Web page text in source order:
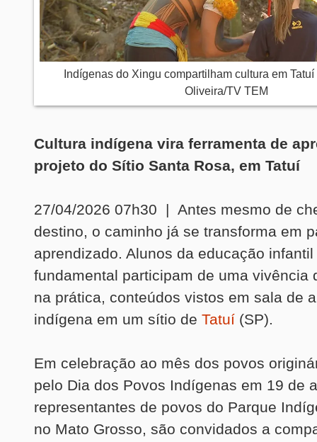
Indígenas do Xingu compartilham cultura em
Oliveira/TV TEM
Cultura indígena vira ferramenta de
projeto do Sítio Santa Rosa, em Tatuí
27/04/2026 07h30 | Antes mesmo de
destino, o caminho já se transforma em
aprendizado. Alunos da educação
fundamental participam de uma vivência
na prática, conteúdos vistos em sala de
indígena em um sítio de Tatuí (SP).
Em celebração ao mês dos povos
pelo Dia dos Povos Indígenas em 19 de
representantes de povos do Parque
no Mato Grosso, são convidados a